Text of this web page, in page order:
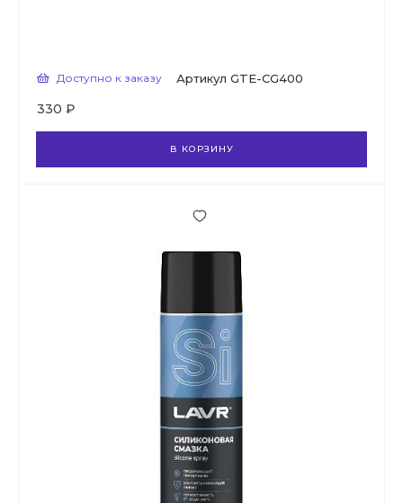
Доступно к заказу Артикул GTE-CG400
330 ₽
В КОРЗИНУ